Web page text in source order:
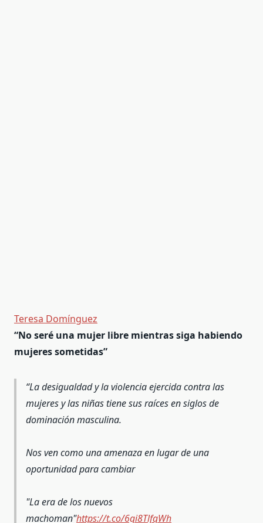
Teresa Domínguez
“No seré una mujer libre mientras siga habiendo
mujeres sometidas”
La desigualdad y la violencia ejercida contra las
mujeres y las niñas tiene sus raíces en siglos de
dominación masculina.
Nos ven como una amenaza en lugar de una
oportunidad para cambiar
"La era de los nuevos
machoman"https://t.co/6gi8TlfqWh